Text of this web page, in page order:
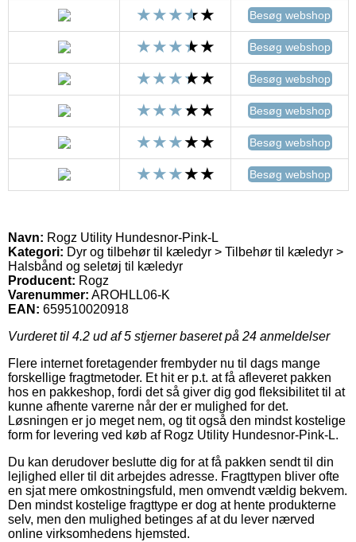
Besøg webshop
Besøg webshop
Besøg webshop
Besøg webshop
Besøg webshop
Besøg webshop
Navn: Rogz Utility Hundesnor-Pink-L
Kategori: Dyr og tilbehør til kæledyr > Tilbehør til kæledyr >
Halsbånd og seletøj til kæledyr
Producent: Rogz
Varenummer: AROHLL06-K
EAN: 659510020918
Vurderet til 4.2 ud af 5 stjerner baseret på 24 anmeldelser
Flere internet foretagender frembyder nu til dags mange
forskellige fragtmetoder. Et hit er p.t. at få afleveret pakken
hos en pakkeshop, fordi det så giver dig god fleksibilitet til at
kunne afhente varerne når der er mulighed for det.
Løsningen er jo meget nem, og tit også den mindst kostelige
form for levering ved køb af Rogz Utility Hundesnor-Pink-L.
Du kan derudover beslutte dig for at få pakken sendt til din
lejlighed eller til dit arbejdes adresse. Fragttypen bliver ofte
en sjat mere omkostningsfuld, men omvendt vældig bekvem.
Den mindst kostelige fragttype er dog at hente produkterne
selv, men den mulighed betinges af at du lever nærved
online virksomhedens hjemsted.